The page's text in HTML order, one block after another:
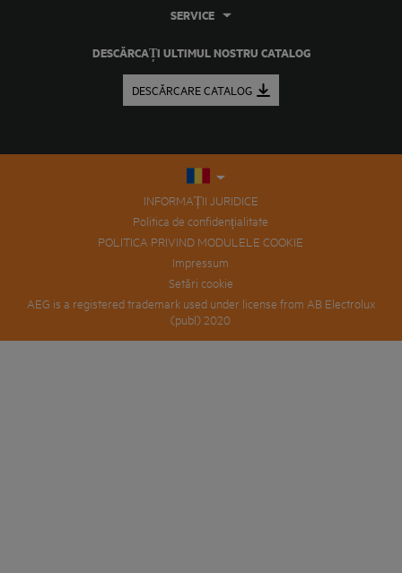
DESCĂRCAȚI ULTIMUL NOSTRU CATALOG
DESCĂRCARE CATALOG
SERVICE
INFORMAȚII JURIDICE
Politica de confidențialitate
POLITICA PRIVIND MODULELE COOKIE
Impressum
Setări cookie
AEG is a registered trademark used under license from AB Electrolux
(publ) 2020